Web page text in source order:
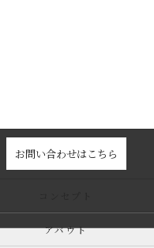
お問い合わせはこちら
アバウト